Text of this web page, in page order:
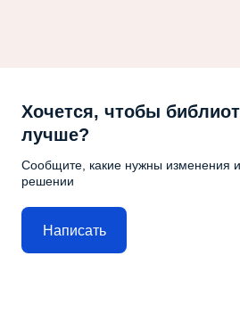
Хочется, чтобы
лучше?
Сообщите, какие нужны изменения и
решении
Написать